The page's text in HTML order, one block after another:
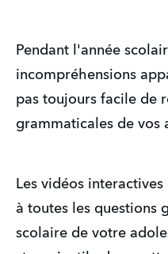
Pendant l'année
incompréhensions
pas toujours facile de
grammaticales de vos
Les vidéos
à toutes les questions
scolaire de votre